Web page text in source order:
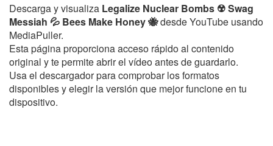
Descarga y visualiza Legalize Nuclear Bombs ☢️ Swag
Messiah 💦 Bees Make Honey 🐝desde YouTube usando
MediaPuller.
Esta página proporciona acceso rápido al contenido
original y te permite abrir el vídeo antes de guardarlo.
Usa el descargador para comprobar los formatos
disponibles y elegir la versión que mejor funcione en tu
dispositivo.